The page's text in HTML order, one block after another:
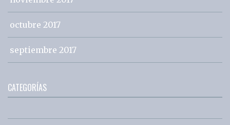
octubre 2017
septiembre 2017
CATEGORÍAS